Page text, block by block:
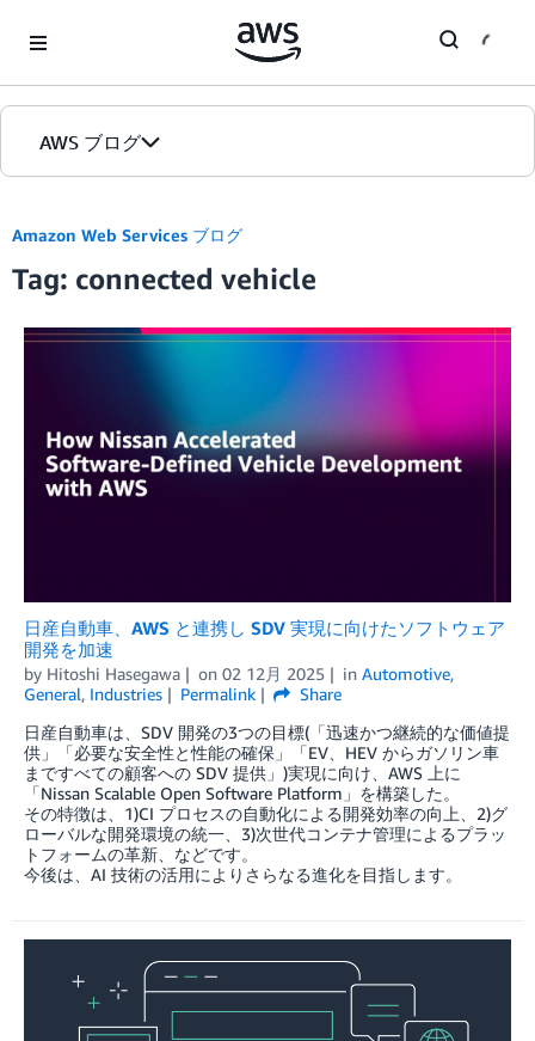
AWS ブログ
カテゴリ
エディション
Amazon Web Services ブログ
Tag: connected vehicle
日産自動車、AWS と連携し SDV 実現に向けたソフトウェア
開発を加速
by Hitoshi Hasegawa on 02 12月 2025 in Automotive,
General, Industries Permalink
Share
日産自動車は、SDV 開発の3つの目標(「迅速かつ継続的な価値提
供」「必要な安全性と性能の確保」「EV、HEV からガソリン車
まですべての顧客への SDV 提供」)実現に向け、AWS 上に
「Nissan Scalable Open Software Platform」を構築した。
その特徴は、1)CI プロセスの自動化による開発効率の向上、2)グ
ローバルな開発環境の統一、3)次世代コンテナ管理によるプラッ
トフォームの革新、などです。
今後は、AI 技術の活用によりさらなる進化を目指します。